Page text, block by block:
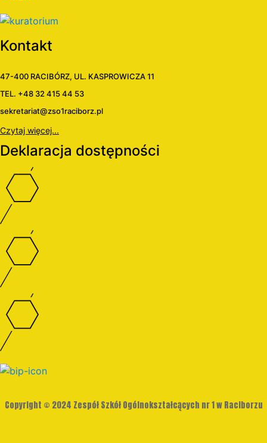
Kontakt
47-400 RACIBÓRZ, UL. KASPROWICZA 11
TEL. +48 32 415 44 53
sekretariat@zso1raciborz.pl
Czytaj więcej...
Deklaracja dostępności
Copyright © 2024 Zespół Szkół Ogólnokształcących nr 1 w Raciborzu